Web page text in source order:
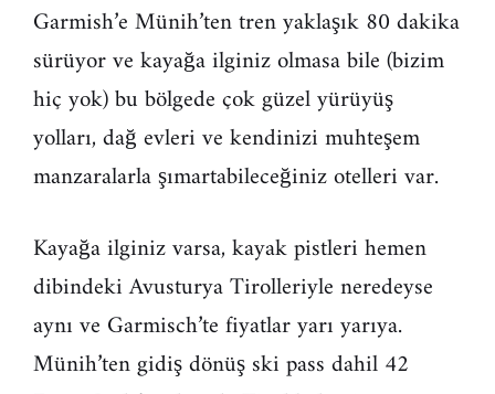
Garmish’e Münih’ten tren yaklaşık 80 dakika
sürüyor ve kayağa ilginiz olmasa bile (bizim
hiç yok) bu bölgede çok güzel yürüyüş
yolları, dağ evleri ve kendinizi muhteşem
manzaralarla şımartabileceğiniz otelleri var.
Kayağa ilginiz varsa, kayak pistleri hemen
dibindeki Avusturya Tirolleriyle neredeyse
aynı ve Garmisch’te fiyatlar yarı yarıya.
Münih’ten gidiş dönüş ski pass dahil 42